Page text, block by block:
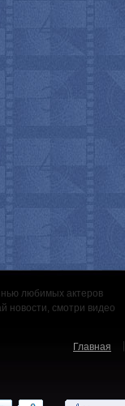
любимых актеров
новости, смотри видео
Главная